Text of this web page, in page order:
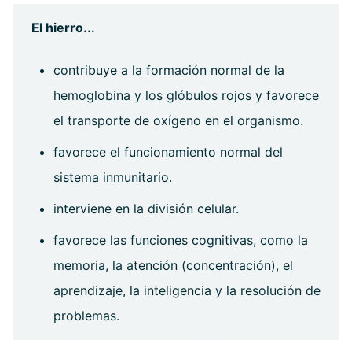
El hierro...
contribuye a la formación normal de la
hemoglobina y los glóbulos rojos y favorece
el transporte de oxígeno en el organismo.
favorece el funcionamiento normal del
sistema inmunitario.
interviene en la división celular.
favorece las funciones cognitivas, como la
memoria, la atención (concentración), el
aprendizaje, la inteligencia y la resolución de
problemas.